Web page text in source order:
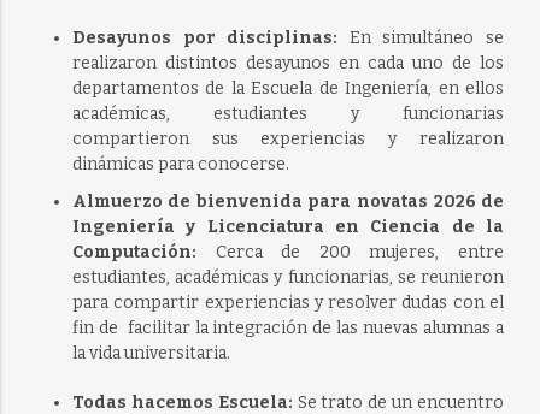
Desayunos por disciplinas: En simultáneo se
realizaron distintos desayunos en cada uno de los
departamentos de la Escuela de Ingeniería, en ellos
académicas, estudiantes y funcionarias
compartieron sus experiencias y realizaron
dinámicas para conocerse.
Almuerzo de bienvenida para novatas 2026 de
Ingeniería y Licenciatura en Ciencia de la
Computación: Cerca de 200 mujeres, entre
estudiantes, académicas y funcionarias, se reunieron
para compartir experiencias y resolver dudas con el
fin de facilitar la integración de las nuevas alumnas a
la vida universitaria.
Todas hacemos Escuela: Se trato de un encuentro